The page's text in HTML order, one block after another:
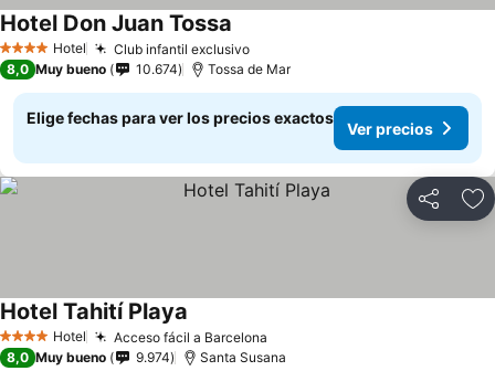
4 EstrellasHotel Club infantil exclusivo
Hotel Don Juan Tossa
8,0 Muy bueno 10.674 Tossa de Mar
Elige fechas para ver los precios exactos
Ver precios
Compartir
4 EstrellasHotel Acceso fácil a Barcelona
Hotel Tahití Playa
8,0 Muy bueno 9.974 Santa Susana